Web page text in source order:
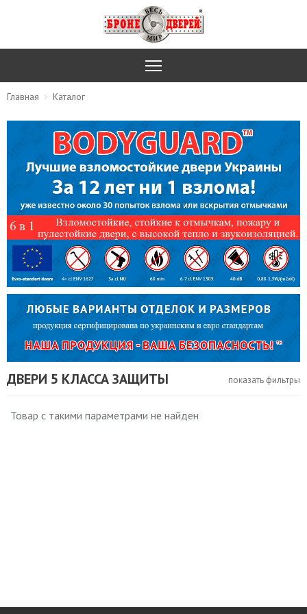
Главная Каталог
ДВЕРИ 5 КЛАССА ЗАЩИТЫ показать фильтры
Товар с такими параметрами не найден